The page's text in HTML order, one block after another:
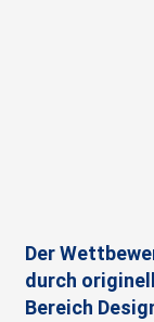
Der
durch
Bereich